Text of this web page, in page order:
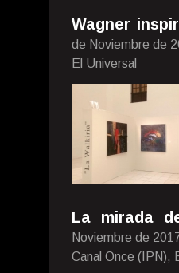
Wagner
de Noviembre de
El Universal
La mirada
Noviembre de
Canal Once (IPN),